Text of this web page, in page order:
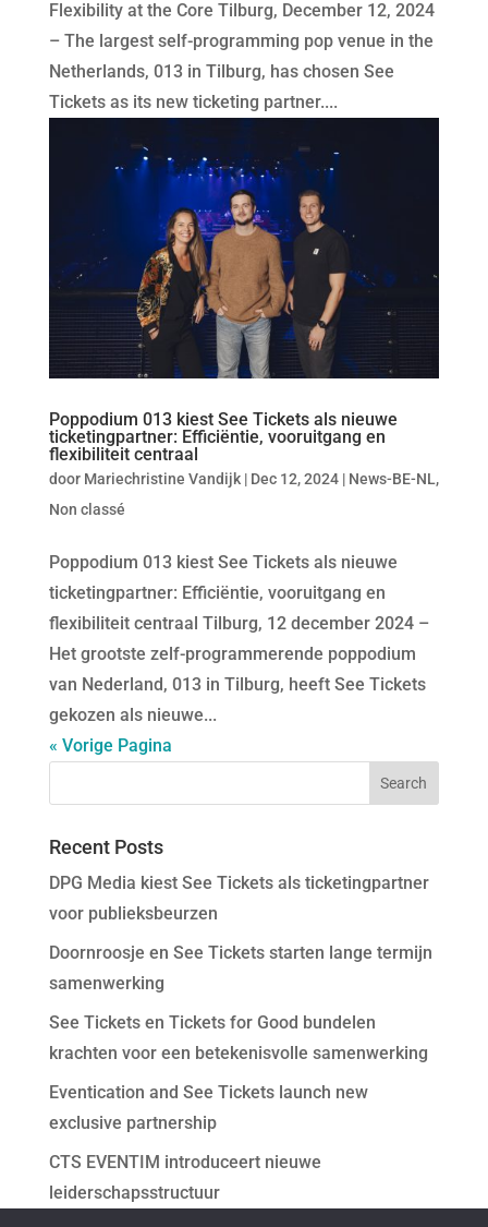
Flexibility at the Core Tilburg, December 12, 2024
– The largest self-programming pop venue in the
Netherlands, 013 in Tilburg, has chosen See
Tickets as its new ticketing partner....
Poppodium 013 kiest See Tickets als nieuwe
ticketingpartner: Efficiëntie, vooruitgang en
flexibiliteit centraal
door Mariechristine Vandijk| Dec 12, 2024| News-BE-NL,
Non classé
Poppodium 013 kiest See Tickets als nieuwe
ticketingpartner: Efficiëntie, vooruitgang en
flexibiliteit centraal Tilburg, 12 december 2024 –
Het grootste zelf-programmerende poppodium
van Nederland, 013 in Tilburg, heeft See Tickets
gekozen als nieuwe...
« Vorige Pagina
Recent Posts
DPG Media kiest See Tickets als ticketingpartner
voor publieksbeurzen
Doornroosje en See Tickets starten lange termijn
samenwerking
See Tickets en Tickets for Good bundelen
krachten voor een betekenisvolle samenwerking
Eventication and See Tickets launch new
exclusive partnership
CTS EVENTIM introduceert nieuwe
leiderschapsstructuur